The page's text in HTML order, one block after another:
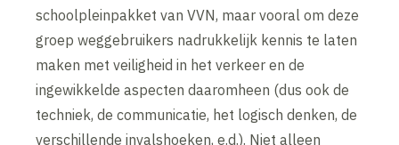
schoolpleinpakket van VVN, maar vooral om deze
groep weggebruikers nadrukkelijk kennis te laten
maken met veiligheid in het verkeer en de
ingewikkelde aspecten daaromheen (dus ook de
techniek, de communicatie, het logisch denken, de
verschillende invalshoeken, e.d.). Niet alleen